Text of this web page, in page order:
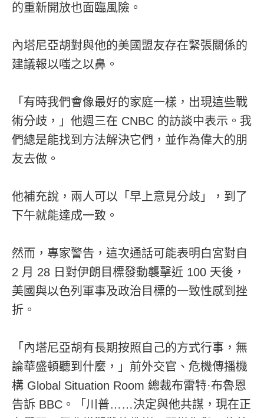
的重新開放也面臨風險。
內塔尼亞胡對與他的美國盟友存在緊張關係的
建議報以嗤之以鼻。
「有時我們會像最好的家庭一樣，出現這些戰
術分歧，」他週三在 CNBC 的訪談中表示。我
們總是能找到方法解決它們，並作為偉大的朋
友去做。
他補充說，兩人可以「早上意見分歧」，到了
下午就能達成一致。
然而，專家警告，這次通話可能表明白宮對自
2 月 28 日對伊朗目標發動襲擊近 100 天後，
美國與以色列軍事及政治目標的一致性感到挫
折。
「內塔尼亞胡有長期按照自己的方式行事，無
論華盛頓聽到什麼，」前外交官、危機傳播機
構 Global Situation Room 總裁布雷特·布魯恩
告訴 BBC。「川普……決定與他共謀，現在正